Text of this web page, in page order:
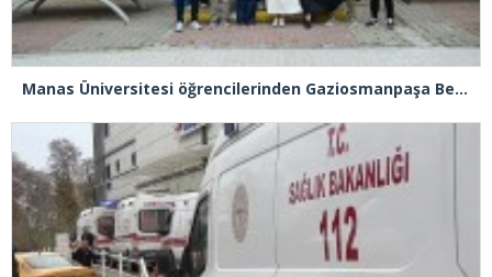
Manas Üniversitesi öğrencilerinden Gaziosmanpaşa Belediyesi’ne ziyaret